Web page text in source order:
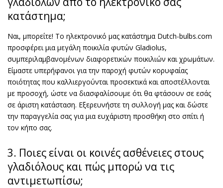
κατάστημα;
Ναι, μπορείτε! Το ηλεκτρονικό μας κατάστημα Dutch-bulbs.com
προσφέρει μια μεγάλη ποικιλία φυτών Gladiolus,
συμπεριλαμβανομένων διαφορετικών ποικιλιών και χρωμάτων.
Είμαστε υπερήφανοι για την παροχή φυτών κορυφαίας
ποιότητας που καλλιεργούνται προσεκτικά και αποστέλλονται
με προσοχή, ώστε να διασφαλίσουμε ότι θα φτάσουν σε εσάς
σε άριστη κατάσταση. Εξερευνήστε τη συλλογή μας και δώστε
την παραγγελία σας για μια ευχάριστη προσθήκη στο σπίτι ή
τον κήπο σας.
3. Ποιες είναι οι κοινές ασθένειες στους
γλαδιόλους και πώς μπορώ να τις
αντιμετωπίσω;